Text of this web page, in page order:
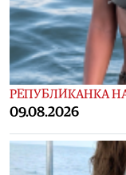
РЕПУБЛИКАНКА
09.08.2026